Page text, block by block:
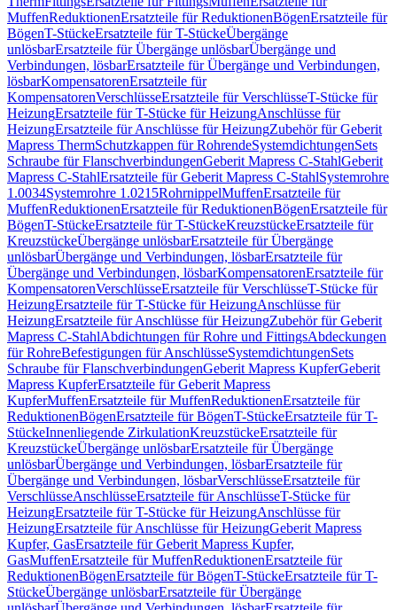
MuffenReduktionenErsatzteile für ReduktionenBögenErsatzteile für
BögenT-StückeErsatzteile für T-StückeÜbergänge
unlösbarErsatzteile für Übergänge unlösbarÜbergänge und
Verbindungen, lösbarErsatzteile für Übergänge und Verbindungen,
lösbarKompensatorenErsatzteile für
KompensatorenVerschlüsseErsatzteile für VerschlüsseT-Stücke für
HeizungErsatzteile für T-Stücke für HeizungAnschlüsse für
HeizungErsatzteile für Anschlüsse für HeizungZubehör für Geberit
Mapress ThermSchutzkappen für RohrendeSystemdichtungenSets
Schraube für FlanschverbindungenGeberit Mapress C-StahlGeberit
Mapress C-StahlErsatzteile für Geberit Mapress C-StahlSystemrohre
1.0034Systemrohre 1.0215RohrnippelMuffenErsatzteile für
MuffenReduktionenErsatzteile für ReduktionenBögenErsatzteile für
BögenT-StückeErsatzteile für T-StückeKreuzstückeErsatzteile für
KreuzstückeÜbergänge unlösbarErsatzteile für Übergänge
unlösbarÜbergänge und Verbindungen, lösbarErsatzteile für
Übergänge und Verbindungen, lösbarKompensatorenErsatzteile für
KompensatorenVerschlüsseErsatzteile für VerschlüsseT-Stücke für
HeizungErsatzteile für T-Stücke für HeizungAnschlüsse für
HeizungErsatzteile für Anschlüsse für HeizungZubehör für Geberit
Mapress C-StahlAbdichtungen für Rohre und FittingsAbdeckungen
für RohreBefestigungen für AnschlüsseSystemdichtungenSets
Schraube für FlanschverbindungenGeberit Mapress KupferGeberit
Mapress KupferErsatzteile für Geberit Mapress
KupferMuffenErsatzteile für MuffenReduktionenErsatzteile für
ReduktionenBögenErsatzteile für BögenT-StückeErsatzteile für T-
StückeInnenliegende ZirkulationKreuzstückeErsatzteile für
KreuzstückeÜbergänge unlösbarErsatzteile für Übergänge
unlösbarÜbergänge und Verbindungen, lösbarErsatzteile für
Übergänge und Verbindungen, lösbarVerschlüsseErsatzteile für
VerschlüsseAnschlüsseErsatzteile für AnschlüsseT-Stücke für
HeizungErsatzteile für T-Stücke für HeizungAnschlüsse für
HeizungErsatzteile für Anschlüsse für HeizungGeberit Mapress
Kupfer, GasErsatzteile für Geberit Mapress Kupfer,
GasMuffenErsatzteile für MuffenReduktionenErsatzteile für
ReduktionenBögenErsatzteile für BögenT-StückeErsatzteile für T-
StückeÜbergänge unlösbarErsatzteile für Übergänge